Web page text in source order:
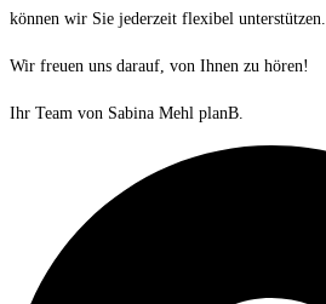
können wir Sie jederzeit flexibel unterstützen.
Wir freuen uns darauf, von Ihnen zu hören!
Ihr Team von Sabina Mehl planB.